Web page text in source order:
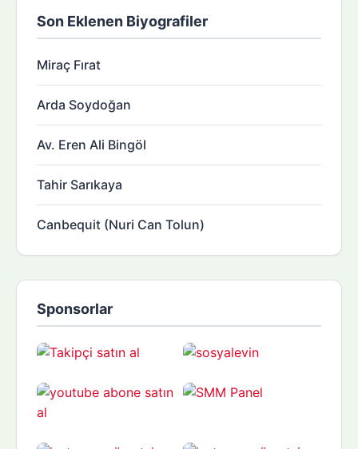
Son Eklenen Biyografiler
Miraç Fırat
Arda Soydoğan
Av. Eren Ali Bingöl
Tahir Sarıkaya
Canbequit (Nuri Can Tolun)
Sponsorlar